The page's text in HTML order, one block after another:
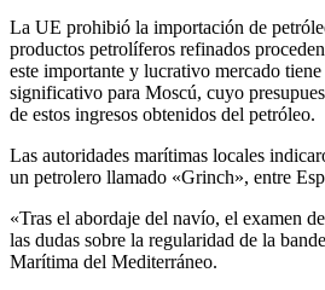
La UE prohibió la importación de
productos petrolíferos refinados
este importante y lucrativo mercado
significativo para Moscú, cuyo
de estos ingresos obtenidos del petróleo.
Las autoridades marítimas locales
un petrolero llamado «Grinch», entre
«Tras el abordaje del navío, el examen
las dudas sobre la regularidad de la
Marítima del Mediterráneo.